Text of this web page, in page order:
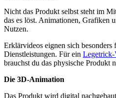
Nicht das Produkt selbst steht im
das es löst. Animationen, Grafiken
Nutzen.
Erklärvideos eignen sich besonders
Dienstleistungen. Für ein
brauchst du das physische Produkt
Die 3D-Animation
Das Produkt wird digital